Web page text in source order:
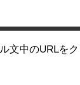
文中のURLを